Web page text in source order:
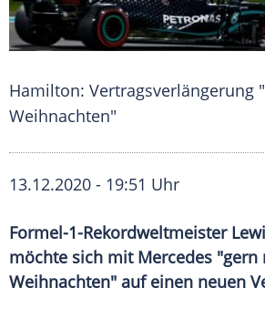
Hamilton: Vertragsverlängerung
Weihnachten"
13.12.2020 - 19:51 Uhr
Formel-1-Rekordweltmeister
möchte sich mit Mercedes "gern
Weihnachten" auf einen neuen